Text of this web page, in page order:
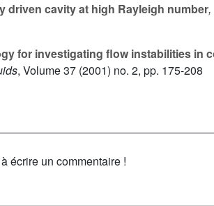
driven cavity at high Rayleigh number,
for investigating flow instabilities in
, Volume 37 (2001) no. 2, pp. 175-208
écrire un commentaire !